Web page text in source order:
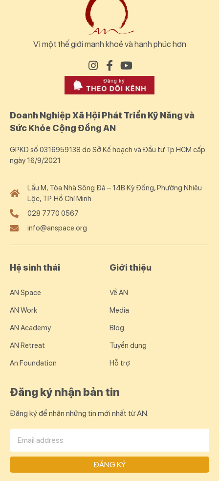
Vì một thế giới mạnh khoẻ và hạnh phúc hơn
Doanh Nghiệp Xã Hội Phát Triển Kỹ Năng và
Sức Khỏe Cộng Đồng AN
GPKD số 0316959138 do Sở Kế hoạch và Đầu tư Tp.HCM cấp
ngày 16/9/2021
Lầu M, Tòa Nhà Sông Đà – 14B Kỳ Đồng, Phường Nhiêu
Lộc, TP. Hồ Chí Minh.
028 7770 0567
info@anspace.org
Hệ sinh thái
AN Space
AN Work
AN Academy
AN Retreat
An Foundation
Giới thiệu
Về AN
Media
Blog
Tuyển dụng
Hỗ trợ
Đăng ký nhận bản tin
Đăng ký để nhận những tin mới nhất từ AN.
ĐĂNG KÝ